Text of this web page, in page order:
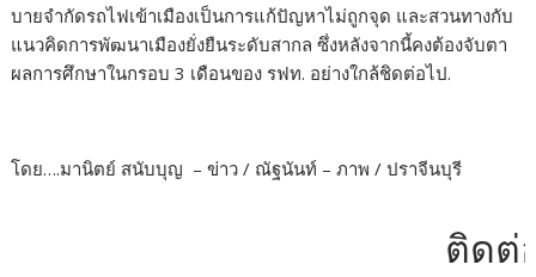
บายจำกัดรถไฟเข้าเมืองเป็นการแก้ปัญหาไม่ถูกจุด และสวนทางกับ
แนวคิดการพัฒนาเมืองยั่งยืนระดับสากล ซึ่งหลังจากนี้คงต้องจับตา
ผลการศึกษาในกรอบ 3 เดือนของ รฟท. อย่างใกล้ชิดต่อไป.
โดย….มานิตย์ สนับบุญ – ข่าว / ณัฐนันท์ – ภาพ / ปราจีนบุรี
ติดต่อโ